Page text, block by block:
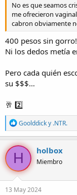
No es que seamos
me ofrecieron
cabron obviamente
400 pesos sin
Ni los dedos metía
Pero cada quién
su $$$…
🥂 2️⃣
R
e
a
c
o
n
e
Goolddicky .NTR.
H holbox
Miembro
13 May 2024